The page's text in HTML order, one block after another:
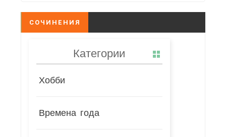
СОЧИНЕНИЯ
Категории
Хобби
Времена года